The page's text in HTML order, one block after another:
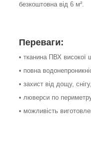
безкоштовна від 6 м².
Переваги:
• тканина ПВХ високої
• повна
• захист від дощу,
• люверси по
• можливість